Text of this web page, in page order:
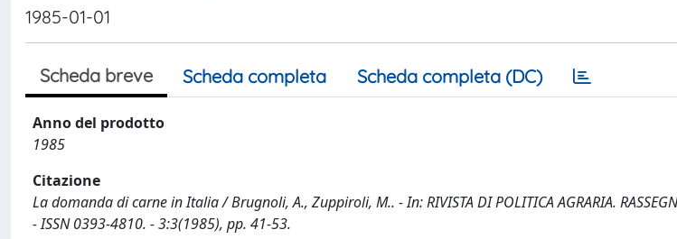
1985-01-01
Scheda breve Scheda completa Scheda completa (DC)
Anno del prodotto
1985
Citazione
La domanda di carne in Italia / Brugnoli, A., Zuppiroli, M.. - In: RIVISTA DI POLITICA AGRARIA.
- ISSN 0393-4810. - 3:3(1985), pp. 41-53.